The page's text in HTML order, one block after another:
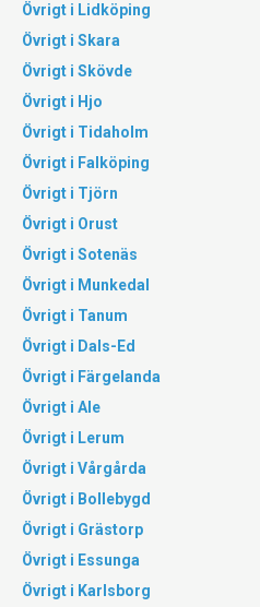
Övrigt i Lidköping
Övrigt i Skara
Övrigt i Skövde
Övrigt i Hjo
Övrigt i Tidaholm
Övrigt i Falköping
Övrigt i Tjörn
Övrigt i Orust
Övrigt i Sotenäs
Övrigt i Munkedal
Övrigt i Tanum
Övrigt i Dals-Ed
Övrigt i Färgelanda
Övrigt i Ale
Övrigt i Lerum
Övrigt i Vårgårda
Övrigt i Bollebygd
Övrigt i Grästorp
Övrigt i Essunga
Övrigt i Karlsborg